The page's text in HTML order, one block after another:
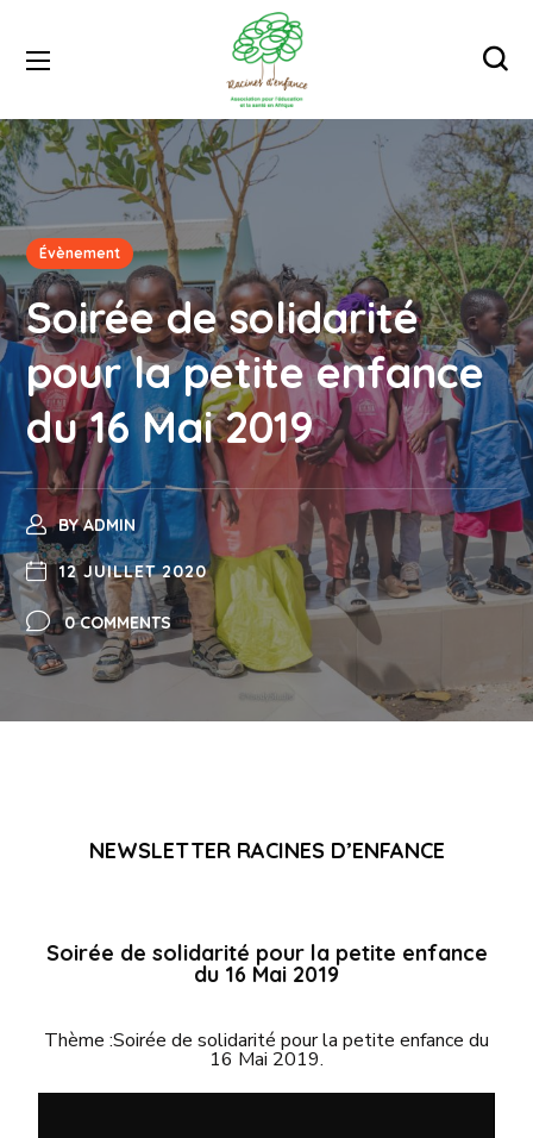
Évènement
Soirée de solidarité
pour la petite enfance
du 16 Mai 2019
BYADMIN
12 JUILLET 2020
0 COMMENTS
NEWSLETTER RACINES D’ENFANCE
Soirée de solidarité pour la petite enfance
du 16 Mai 2019
Thème :Soirée de solidarité pour la petite enfance du
16 Mai 2019.